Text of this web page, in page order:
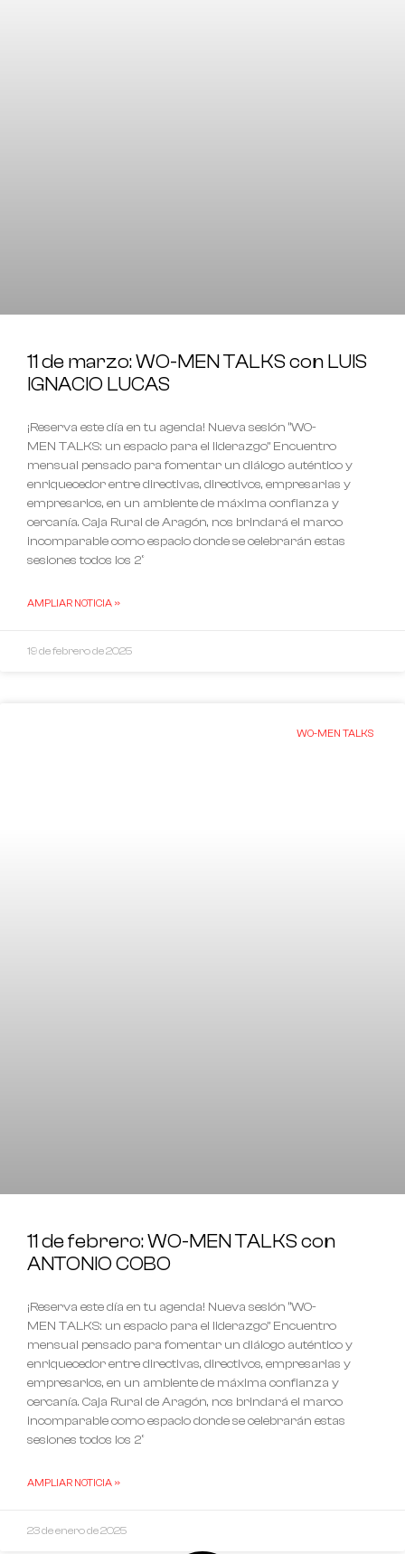
11 de marzo: WO-MEN TALKS con LUIS
IGNACIO LUCAS
¡Reserva este día en tu agenda! Nueva sesión “WO-
MEN TALKS: un espacio para el liderazgo” Encuentro
mensual pensado para fomentar un diálogo auténtico y
enriquecedor entre directivas, directivos, empresarias y
empresarios, en un ambiente de máxima confianza y
cercanía. Caja Rural de Aragón, nos brindará el marco
incomparable como espacio donde se celebrarán estas
sesiones todos los 2º
AMPLIAR NOTICIA »
19 de febrero de 2025
WO-MEN TALKS
11 de febrero: WO-MEN TALKS con
ANTONIO COBO
¡Reserva este día en tu agenda! Nueva sesión “WO-
MEN TALKS: un espacio para el liderazgo” Encuentro
mensual pensado para fomentar un diálogo auténtico y
enriquecedor entre directivas, directivos, empresarias y
empresarios, en un ambiente de máxima confianza y
cercanía. Caja Rural de Aragón, nos brindará el marco
incomparable como espacio donde se celebrarán estas
sesiones todos los 2º
AMPLIAR NOTICIA »
23 de enero de 2025